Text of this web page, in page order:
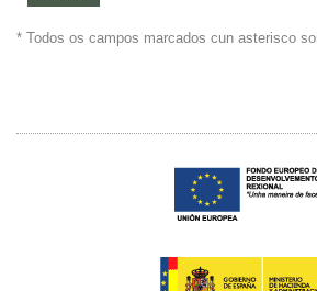
* Todos os campos marcados cun asterisco